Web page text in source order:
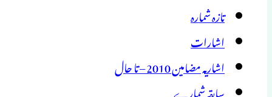
تازہ شمارہ
اشارات
اشاریہ مضامین 2010 – تا حال
سابقہ شمارے